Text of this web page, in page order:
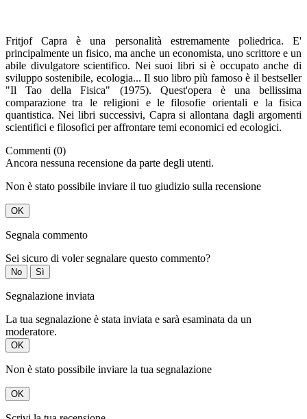
Fritjof Capra è una personalità estremamente poliedrica. E'
principalmente un fisico, ma anche un economista, uno scrittore e un
abile divulgatore scientifico. Nei suoi libri si è occupato anche di
sviluppo sostenibile, ecologia... Il suo libro più famoso è il bestseller
"Il Tao della Fisica" (1975). Quest'opera è una bellissima
comparazione tra le religioni e le filosofie orientali e la fisica
quantistica. Nei libri successivi, Capra si allontana dagli argomenti
scientifici e filosofici per affrontare temi economici ed ecologici.
Commenti (0)
Ancora nessuna recensione da parte degli utenti.
Non è stato possibile inviare il tuo giudizio sulla recensione
OK
Segnala commento
Sei sicuro di voler segnalare questo commento?
No Sì
Segnalazione inviata
La tua segnalazione è stata inviata e sarà esaminata da un
moderatore.
OK
Non è stato possibile inviare la tua segnalazione
OK